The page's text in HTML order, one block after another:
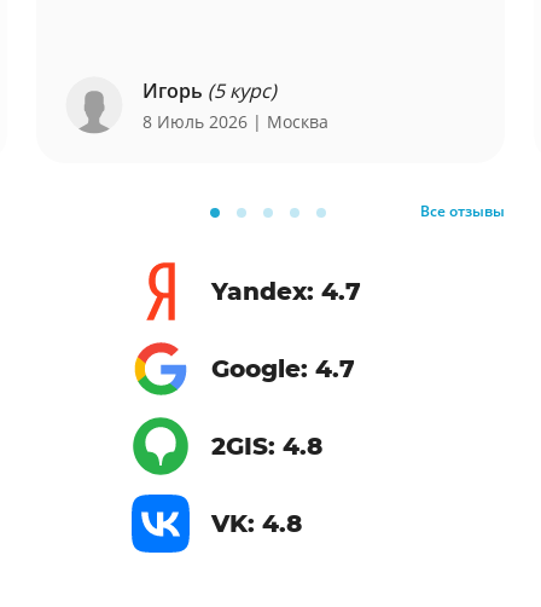
Игорь (5 курс)
8 Июль 2026 | Москва
Все отзывы
Yandex: 4.7
Google: 4.7
2GIS: 4.8
VK: 4.8